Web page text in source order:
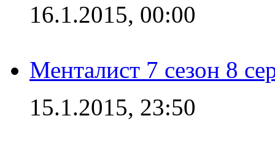
16.1.2015, 00:00
Менталист 7 сезон 8
15.1.2015, 23:50